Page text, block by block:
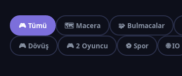
🎮 Tümü 🗺️ Macera 🧩 Bulmacalar
🎮 Dövüş 🎮 2 Oyuncu ⚽ Spor 🌐 IO